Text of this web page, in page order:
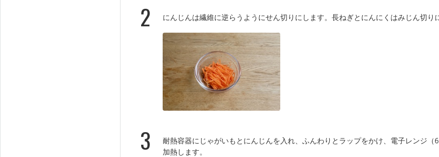
2 にんじんは繊維に逆らうようにせん切りにします。長ねぎとにんにくはみじん切り
3
耐熱容器にじゃがいもとにんじんを入れ、ふんわりとラップをかけ、電子レンジ
加熱します。